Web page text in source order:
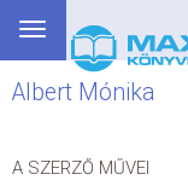
Toggle
navigation
Albert Mónika
A SZERZŐ MŰVEI
BEJELENTKEZÉS
SEGÉDKÖNYV